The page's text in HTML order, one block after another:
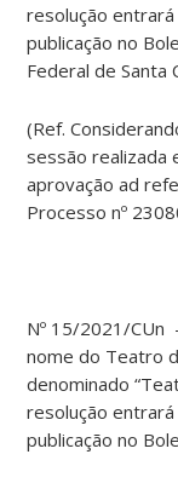
resolução
publicação no
Federal de Santa
(Ref.
sessão realizada
aprovação ad
Processo nº
Nº 15/2021/CUn
nome do Teatro
denominado
resolução
publicação no